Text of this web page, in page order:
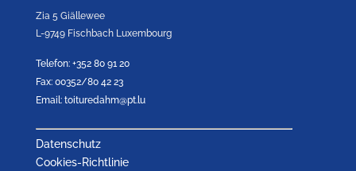
Zia 5 Giällewee
L-9749 Fischbach Luxembourg
Telefon: +352 80 91 20
Fax: 00352/80 42 23
Email: toituredahm@pt.lu
Datenschutz
Cookies-Richtlinie